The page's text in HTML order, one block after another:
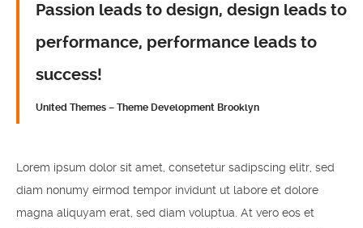
Passion leads to design, design leads to
performance, performance leads to
success!
United Themes – Theme Development Brooklyn
Lorem ipsum dolor sit amet, consetetur sadipscing elitr, sed
diam nonumy eirmod tempor invidunt ut labore et dolore
magna aliquyam erat, sed diam voluptua. At vero eos et